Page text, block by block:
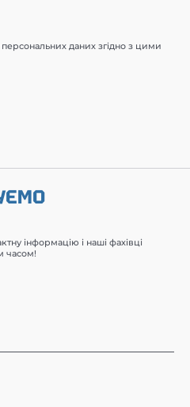
даних згідно з цими
інформацію і наші фахівці
часом!